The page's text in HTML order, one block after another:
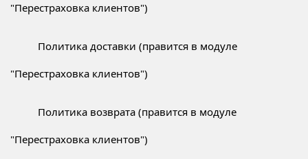
"Перестраховка клиентов")
Политика доставки (правится в модуле
"Перестраховка клиентов")
Политика возврата (правится в модуле
"Перестраховка клиентов")